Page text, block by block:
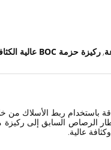
, ركيزة حزمة BOC عالية الكثافة
الرصاص السابق إلى ركيزة
عالية.